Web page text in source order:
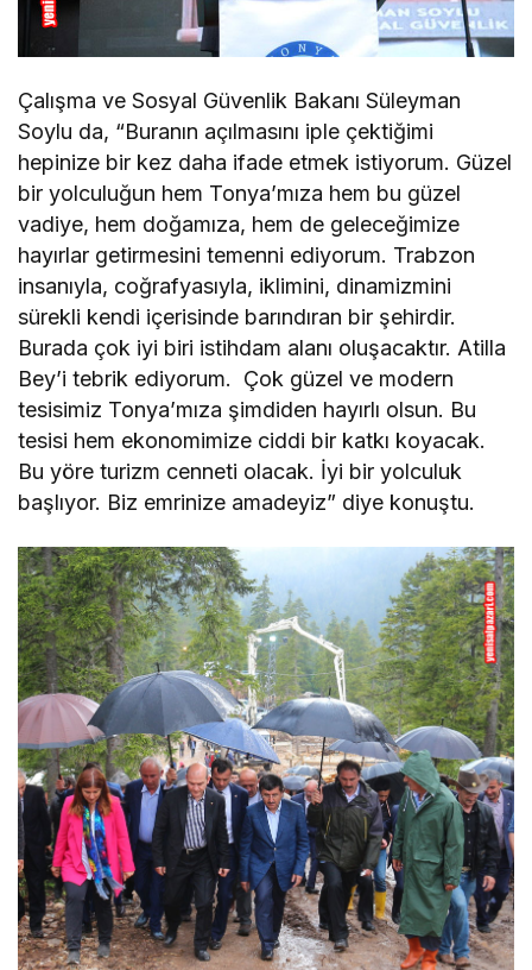
Çalışma ve Sosyal Güvenlik Bakanı Süleyman
Soylu da, “Buranın açılmasını iple çektiğimi
hepinize bir kez daha ifade etmek istiyorum. Güzel
bir yolculuğun hem Tonya’mıza hem bu güzel
vadiye, hem doğamıza, hem de geleceğimize
hayırlar getirmesini temenni ediyorum. Trabzon
insanıyla, coğrafyasıyla, iklimini, dinamizmini
sürekli kendi içerisinde barındıran bir şehirdir.
Burada çok iyi biri istihdam alanı oluşacaktır. Atilla
Bey’i tebrik ediyorum. Çok güzel ve modern
tesisimiz Tonya’mıza şimdiden hayırlı olsun. Bu
tesisi hem ekonomimize ciddi bir katkı koyacak.
Bu yöre turizm cenneti olacak. İyi bir yolculuk
başlıyor. Biz emrinize amadeyiz” diye konuştu.